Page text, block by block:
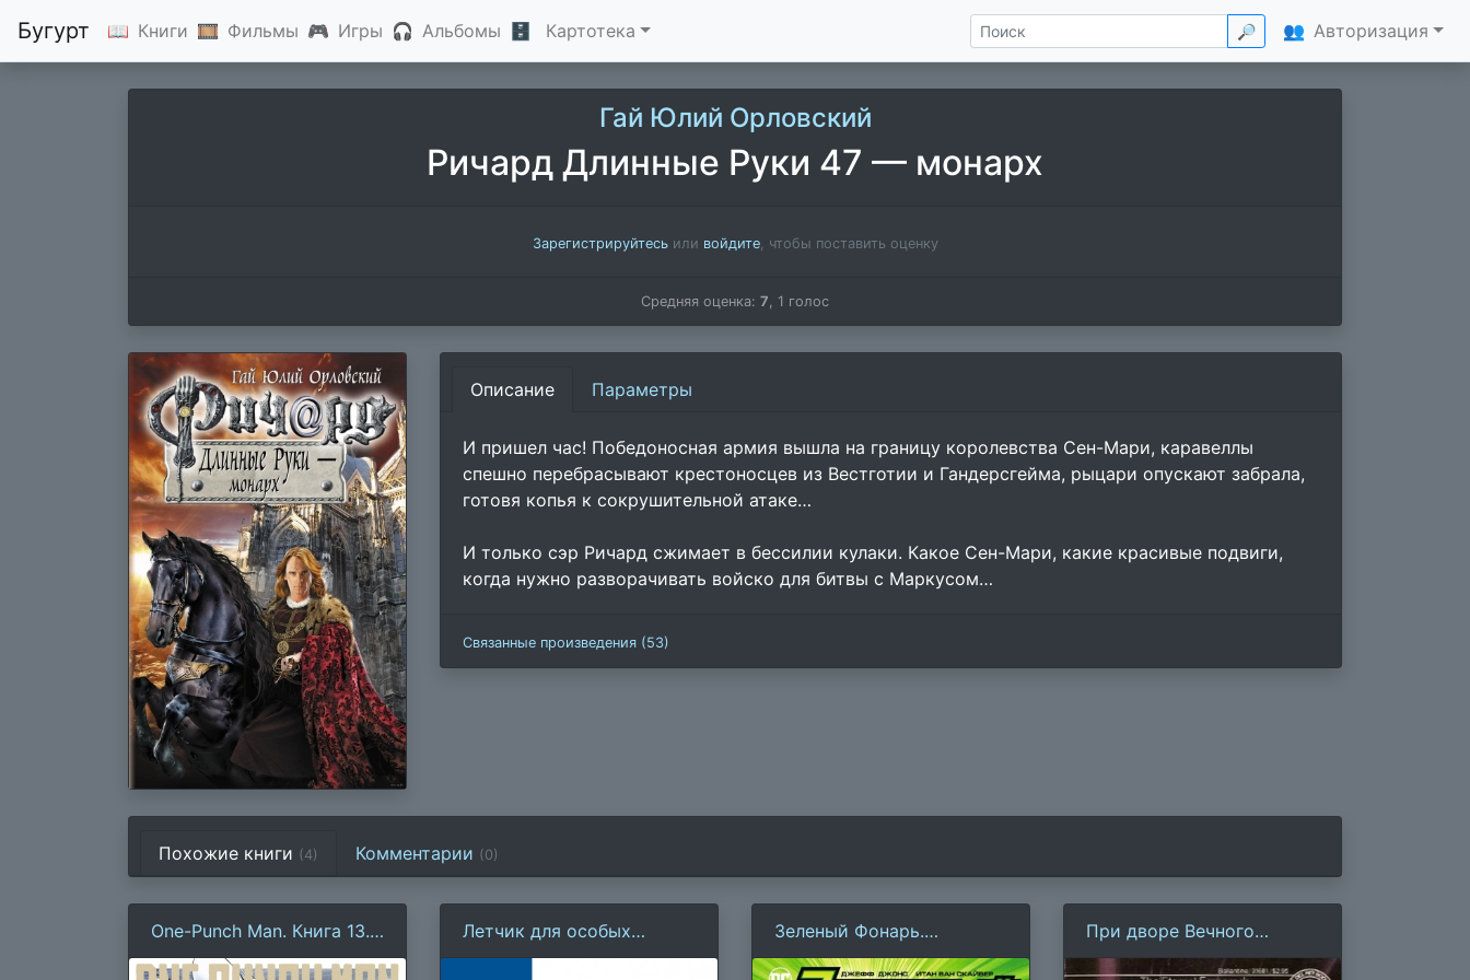
Бугурт 📖 Книги 🎞 Фильмы 🎮 Игры 🎧 Альбомы 🗄 Картотека 🔎 👥 Авторизация
Гай Юлий Орловский
Ричард Длинные Руки 47 — монарх
Зарегистрируйтесьили войдите, чтобы поставить оценку
Средняя оценка: 7, 1 голос
Описание Параметры
И пришел час! Победоносная армия вышла на границу королевства Сен-Мари, каравеллы
спешно перебрасывают крестоносцев из Вестготии и Гандерсгейма, рыцари опускают забрала,
готовя копья к сокрушительной атаке…
И только сэр Ричард сжимает в бессилии кулаки. Какое Сен-Мари, какие красивые подвиги,
когда нужно разворачивать войско для битвы с Маркусом…
Связанные произведения (53)
Похожие книги (4) Комментарии (0)
One-Punch Man. Книга 13.
Технорыцарь.
Летчик для особых
поручений
Зеленый Фонарь.
Возрождение
При дворе Вечного
Императора